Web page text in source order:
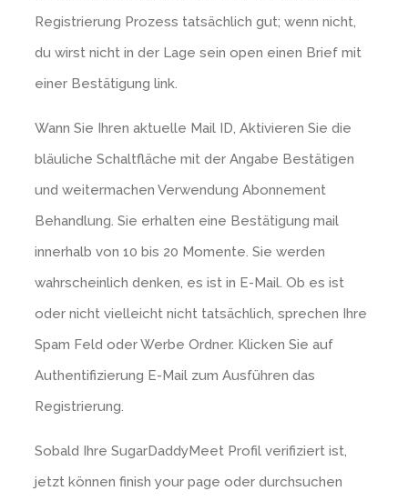
Registrierung Prozess tatsächlich gut; wenn nicht,
du wirst nicht in der Lage sein open einen Brief mit
einer Bestätigung link.
Wann Sie Ihren aktuelle Mail ID, Aktivieren Sie die
bläuliche Schaltfläche mit der Angabe Bestätigen
und weitermachen Verwendung Abonnement
Behandlung. Sie erhalten eine Bestätigung mail
innerhalb von 10 bis 20 Momente. Sie werden
wahrscheinlich denken, es ist in E-Mail. Ob es ist
oder nicht vielleicht nicht tatsächlich, sprechen Ihre
Spam Feld oder Werbe Ordner. Klicken Sie auf
Authentifizierung E-Mail zum Ausführen das
Registrierung.
Sobald Ihre SugarDaddyMeet Profil verifiziert ist,
jetzt können finish your page oder durchsuchen